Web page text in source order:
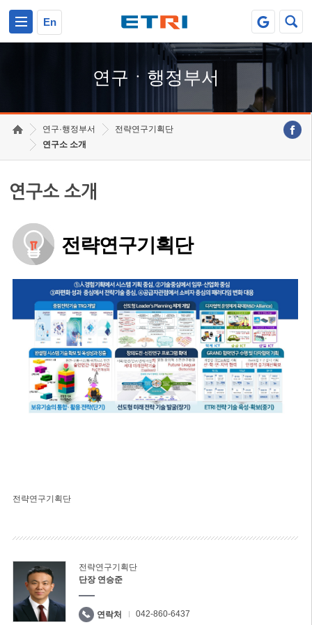
En
연구ㆍ행정부서
연구·행정부서
전략연구기획단
연구소 소개
연구소 소개
전략연구기획단
전략연구기획단
전략연구기획단
단장 연승준
연락처 042-860-6437